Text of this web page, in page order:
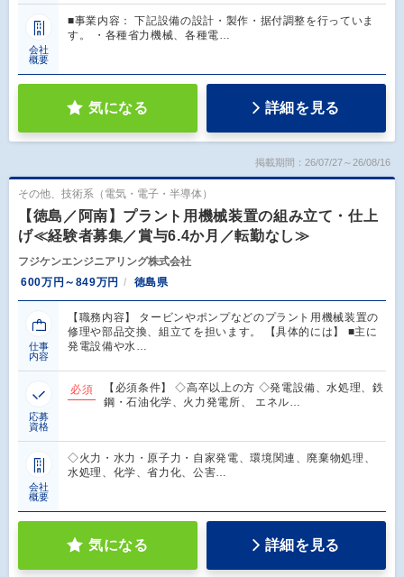
会社
概要
■事業内容： 下記設備の設計・製作・据付調整を行っていま
す。 ・各種省力機械、各種電…
気になる 詳細を見る
掲載期間：26/07/27～26/08/16
その他、技術系（電気・電子・半導体）
【徳島／阿南】プラント用機械装置の組み立て・仕上
げ≪経験者募集／賞与6.4か月／転勤なし≫
フジケンエンジニアリング株式会社
600万円～849万円
徳島県
仕事
内容
【職務内容】 タービンやポンプなどのプラント用機械装置の
修理や部品交換、組立てを担います。 【具体的には】 ■主に
発電設備や水…
応募
資格
必須
【必須条件】 ◇高卒以上の方 ◇発電設備、水処理、鉄
鋼・石油化学、火力発電所、 エネル…
会社
概要
◇火力・水力・原子力・自家発電、環境関連、廃棄物処理、
水処理、化学、省力化、公害…
気になる 詳細を見る